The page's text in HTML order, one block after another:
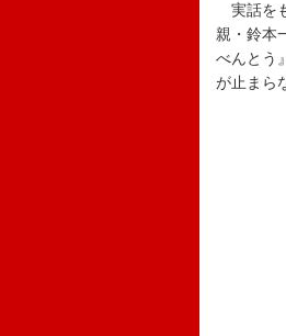
実話を
親・鈴本
べんとう
が止まら